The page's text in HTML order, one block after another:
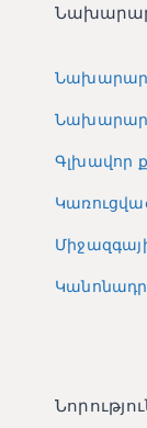
Նախարար
Գլխավոր